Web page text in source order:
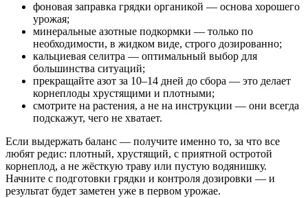
фоновая заправка грядки органикой — основа хорошего
урожая;
минеральные азотные подкормки — только по
необходимости, в жидком виде, строго дозированно;
кальциевая селитра — оптимальный выбор для
большинства ситуаций;
прекращайте азот за 10–14 дней до сбора — это делает
корнеплоды хрустящими и плотными;
смотрите на растения, а не на инструкции — они всегда
подскажут, чего не хватает.
Если выдержать баланс — получите именно то, за что все
любят редис: плотный, хрустящий, с приятной остротой
корнеплод, а не жёсткую траву или пустую водянишку.
Начните с подготовки грядки и контроля дозировки — и
результат будет заметен уже в первом урожае.